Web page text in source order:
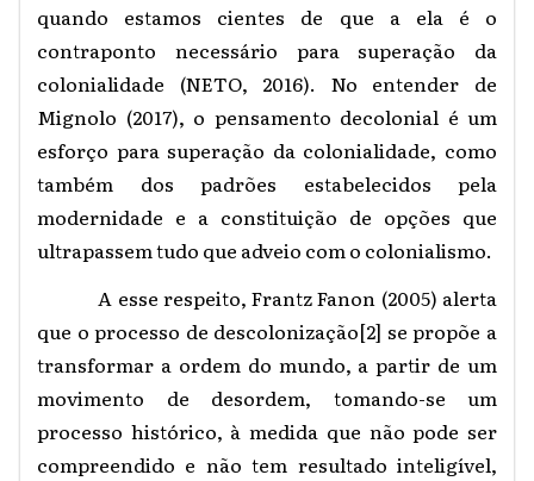
quando estamos cientes de que a ela é o
contraponto necessário para superação da
colonialidade (NETO, 2016). No entender de
Mignolo (2017), o pensamento decolonial é um
esforço para superação da colonialidade, como
também dos padrões estabelecidos pela
modernidade e a constituição de opções que
ultrapassem tudo que adveio com o colonialismo.
A esse respeito, Frantz Fanon (2005) alerta
que o processo de descolonização[2] se propõe a
transformar a ordem do mundo, a partir de um
movimento de desordem, tomando-se um
processo histórico, à medida que não pode ser
compreendido e não tem resultado inteligível,